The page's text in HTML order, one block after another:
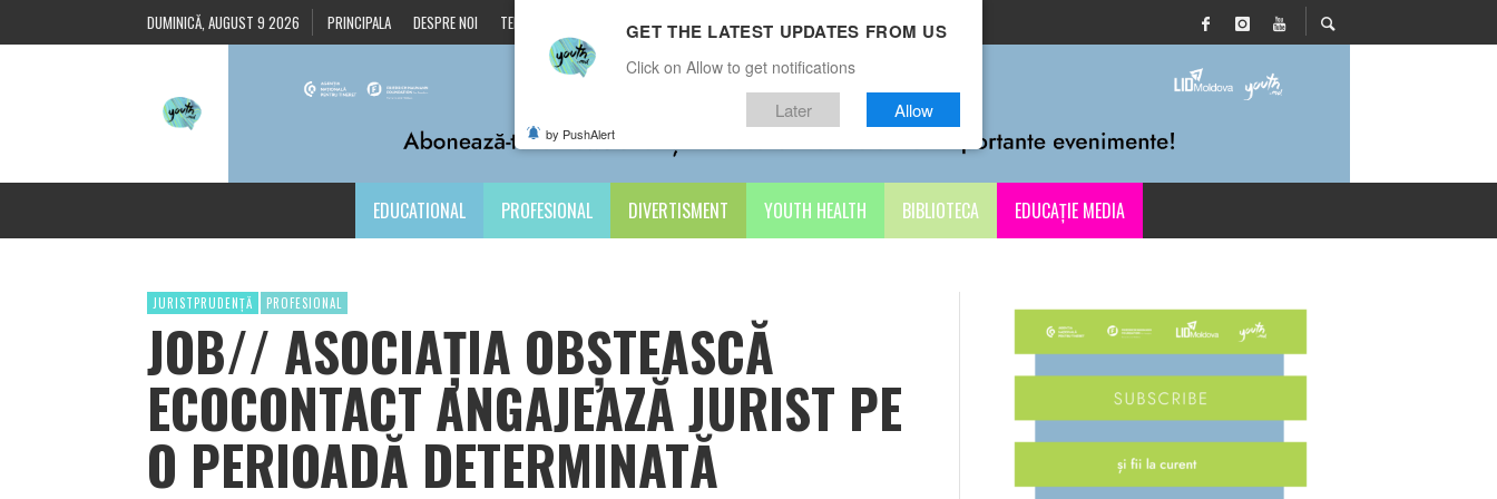
DUMINICĂ, AUGUST 9 2026 PRINCIPALA DESPRE NOI TERMENI ȘI CONDIȚII CONTACTE
EDUCATIONAL PROFESIONAL DIVERTISMENT YOUTH HEALTH BIBLIOTECA EDUCAȚIE MEDIA
JURISTPRUDENȚĂ PROFESIONAL
JOB// ASOCIAȚIA OBȘTEASCĂ
ECOCONTACT ANGAJEAZĂ JURIST PE
O PERIOADĂ DETERMINATĂ
GET THE LATEST UPDATES FROM US
Click on Allow to get notifications
Later Allow
by PushAlert